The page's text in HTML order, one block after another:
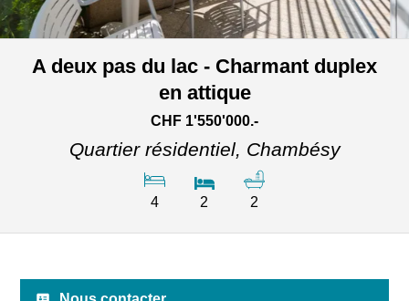
A deux pas du lac - Charmant duplex
en attique
CHF 1'550'000.-
Quartier résidentiel, Chambésy
4 2 2